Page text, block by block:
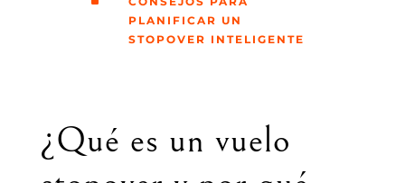
PLANIFICAR UN
STOPOVER INTELIGENTE
¿Qué es un vuelo